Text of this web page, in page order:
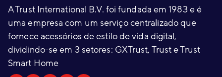
A Trust International B.V. foi fundada em 1983 e é
uma empresa com um serviço centralizado que
fornece acessórios de estilo de vida digital,
dividindo-se em 3 setores: GXTrust, Trust e Trust
Smart Home